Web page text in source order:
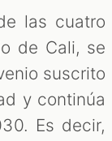
las cuatro
de Cali, se
suscrito
y continúa
Es decir,